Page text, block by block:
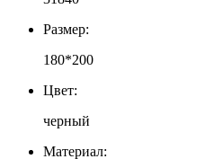
Размер:
180*200
Цвет:
черный
Материал: